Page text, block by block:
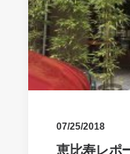
07/25/2018
恵比寿レポ